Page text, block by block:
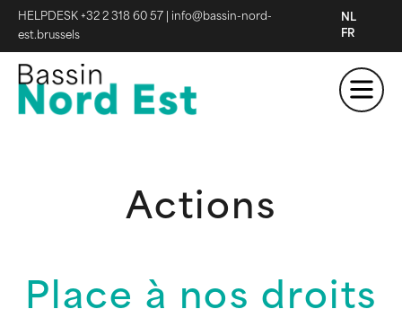
HELPDESK +32 2 318 60 57
info@bassin-nord-
est.brussels
NL
FR
Actions
Place à nos droits